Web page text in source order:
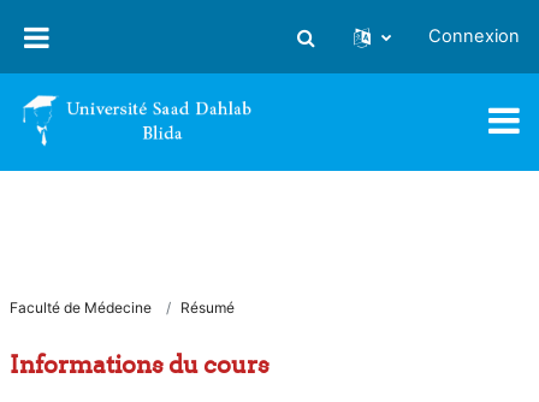
Activer/désactiver la saisie
Connexion
Faculté de Médecine Résumé
Informations du cours